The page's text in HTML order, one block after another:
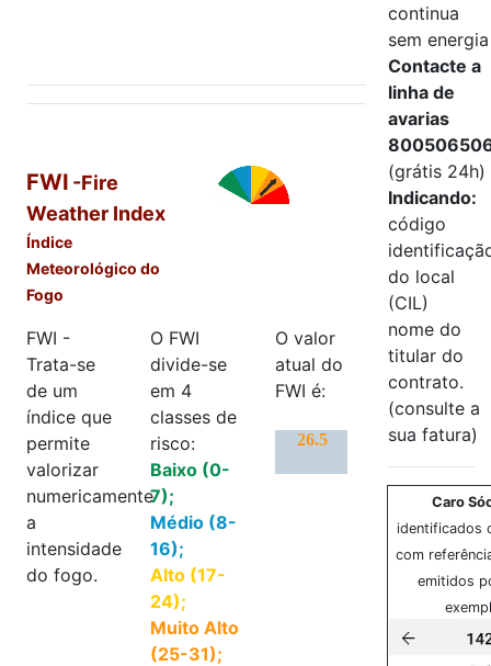
FWI -Fire
Weather Index
Índice
Meteorológico do
Fogo
FWI -
Trata-se
de um
índice que
permite
valorizar
numericamente
a
intensidade
do fogo.
O FWI
divide-se
em 4
classes de
risco:
Baixo (0-
7);
Médio (8-
16);
Alto (17-
24);
Muito Alto
(25-31);
O valor
atual do
FWI é:
continua
sem energia
Contacte a
linha de
avarias
(grátis 24h)
Indicando:
código
do local
(CIL)
nome do
titular do
contrato.
(consulte a
sua fatura)
Caro
identificados
com
emitidos